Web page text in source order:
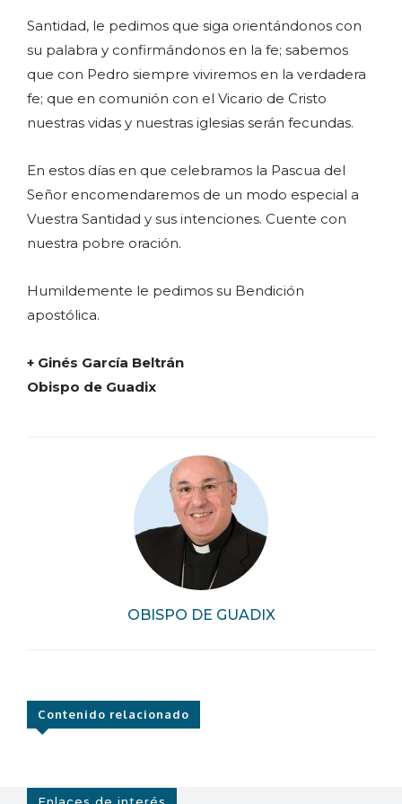
OBISPO DE GUADIX
Santidad, le pedimos que siga orientándonos con
su palabra y confirmándonos en la fe; sabemos
que con Pedro siempre viviremos en la verdadera
fe; que en comunión con el Vicario de Cristo
nuestras vidas y nuestras iglesias serán fecundas.
En estos días en que celebramos la Pascua del
Señor encomendaremos de un modo especial a
Vuestra Santidad y sus intenciones. Cuente con
nuestra pobre oración.
Humildemente le pedimos su Bendición
apostólica.
+ Ginés García Beltrán
Obispo de Guadix
Contenido relacionado